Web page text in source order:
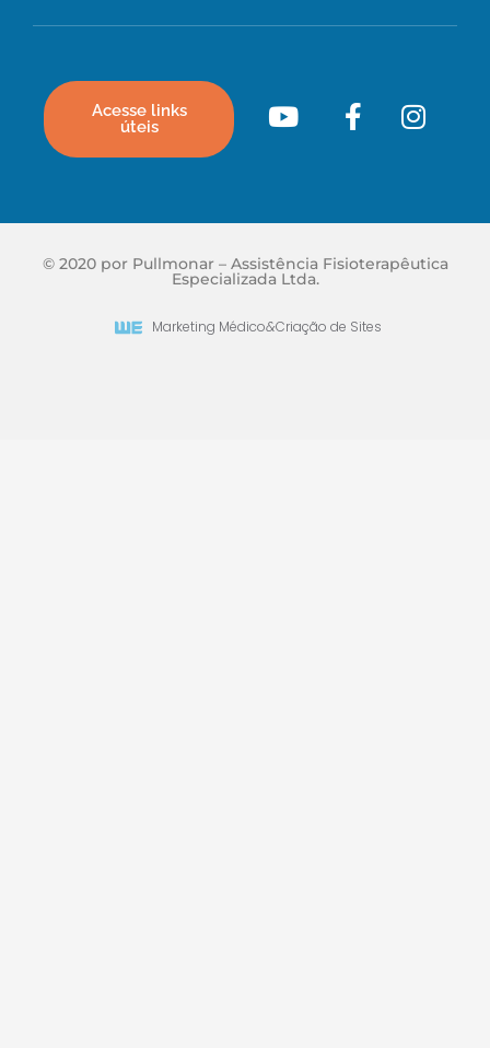
Acesse links
úteis
© 2020 por Pullmonar – Assistência Fisioterapêutica
Especializada Ltda.
Marketing Médico&Criação de Sites